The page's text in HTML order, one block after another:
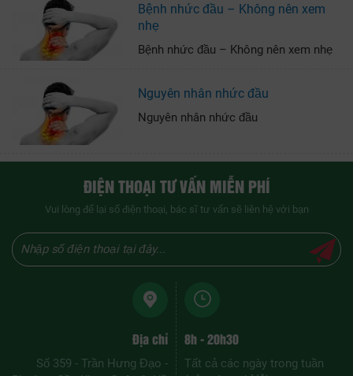
Bệnh nhức đầu – Không nên xem
nhẹ
Bệnh nhức đầu – Không nên xem nhẹ
Nguyên nhân nhức đầu
Nguyên nhân nhức đầu
ĐIỆN THOẠI TƯ VẤN MIỄN PHÍ
Vui lòng để lại số điện thoại, bác sĩ tư vấn sẽ liên hệ với bạn
Địa chỉ
Số 359 - Trần Hưng Đạo -
8h - 20h30
Tất cả các ngày trong tuần